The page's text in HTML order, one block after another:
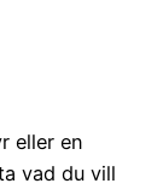
eller en
vad du vill